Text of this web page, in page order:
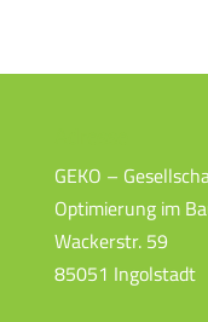
GEKO –
Optimierung im
Wackerstr. 59
85051 Ingolstadt